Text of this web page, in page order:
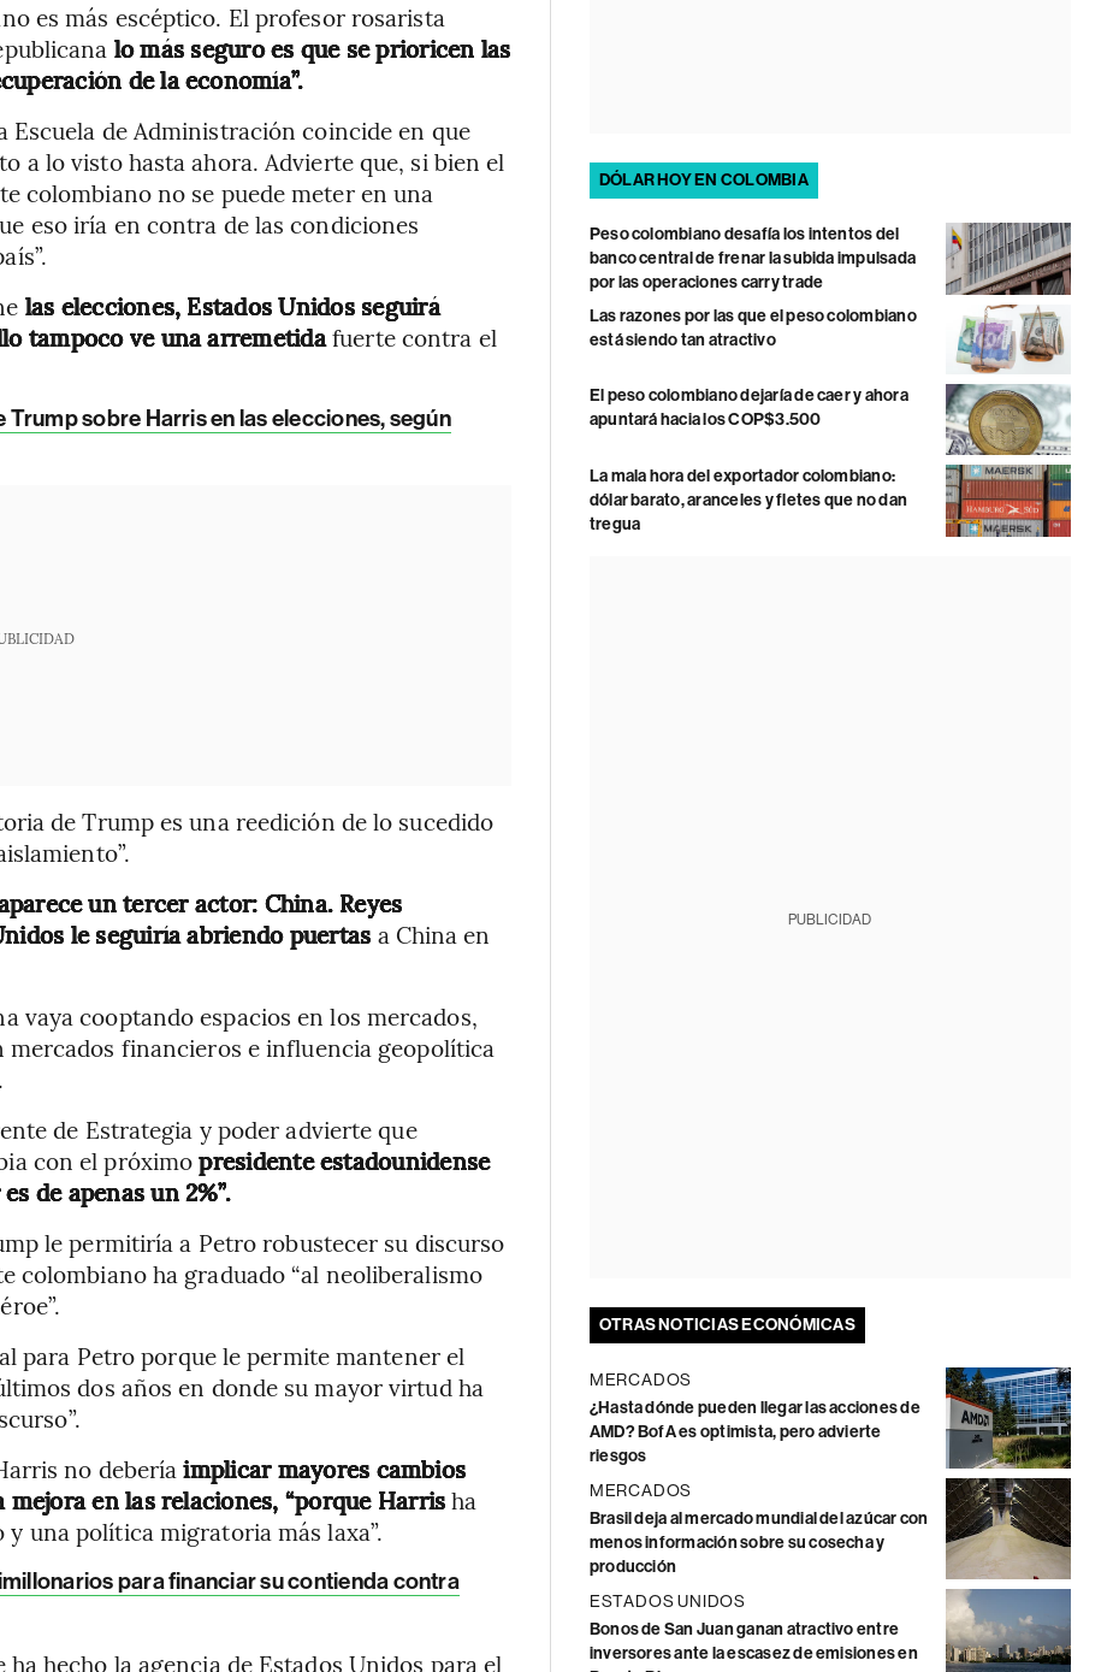
es más escéptico. El profesor rosarista
lo más seguro es que se prioricen las
de la economía”.
de Administración coincide en que
a lo visto hasta ahora. Advierte que, si bien el
colombiano no se puede meter en una
eso iría en contra de las condiciones
las elecciones, Estados Unidos seguirá
tampoco ve una arremetidafuerte contra el
sobre Harris en las elecciones, según
de Trump es una reedición de lo sucedido
un tercer actor: China. Reyes
le seguiría abriendo puertas a China en
vaya cooptando espacios en los mercados,
financieros e influencia geopolítica
de Estrategia y poder advierte que
con el próximopresidente estadounidense
de apenas un 2%”.
le permitiría a Petro robustecer su discurso
colombiano ha graduado “al neoliberalismo
para Petro porque le permite mantener el
dos años en donde su mayor virtud ha
no deberíaimplicar mayores cambios
en las relaciones, “porque Harrisha
una política migratoria más laxa”.
para financiar su contienda contra
hecho la agencia de Estados Unidos para el
DÓLAR HOY EN COLOMBIA
Peso colombiano desafía los intentos del
banco central de frenar la subida impulsada
por las operaciones carry trade
Las razones por las que el peso colombiano
está siendo tan atractivo
El peso colombiano dejaría de caer y ahora
apuntará hacia los COP$3.500
La mala hora del exportador colombiano:
dólar barato, aranceles y fletes que no dan
tregua
PUBLICIDAD
OTRAS NOTICIAS ECONÓMICAS
MERCADOS
¿Hasta dónde pueden llegar las acciones de
AMD? BofA es optimista, pero advierte
riesgos
MERCADOS
Brasil deja al mercado mundial del azúcar con
menos información sobre su cosecha y
producción
ESTADOS UNIDOS
Bonos de San Juan ganan atractivo entre
inversores ante la escasez de emisiones en